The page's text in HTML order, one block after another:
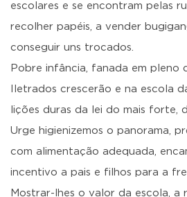
escolares e se encontram pelas
recolher papéis, a vender
conseguir uns trocados.
Pobre infância, fanada em pleno
Iletrados crescerão e na escola
lições duras da lei do mais forte,
Urge higienizemos o panorama,
com alimentação adequada,
incentivo a pais e filhos para a
Mostrar-lhes o valor da escola, a